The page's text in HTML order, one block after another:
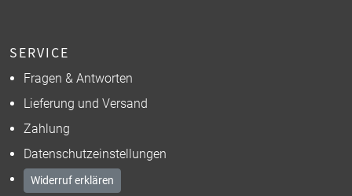
SERVICE
Fragen & Antworten
Lieferung und Versand
Zahlung
Datenschutzeinstellungen
Widerruf erklären